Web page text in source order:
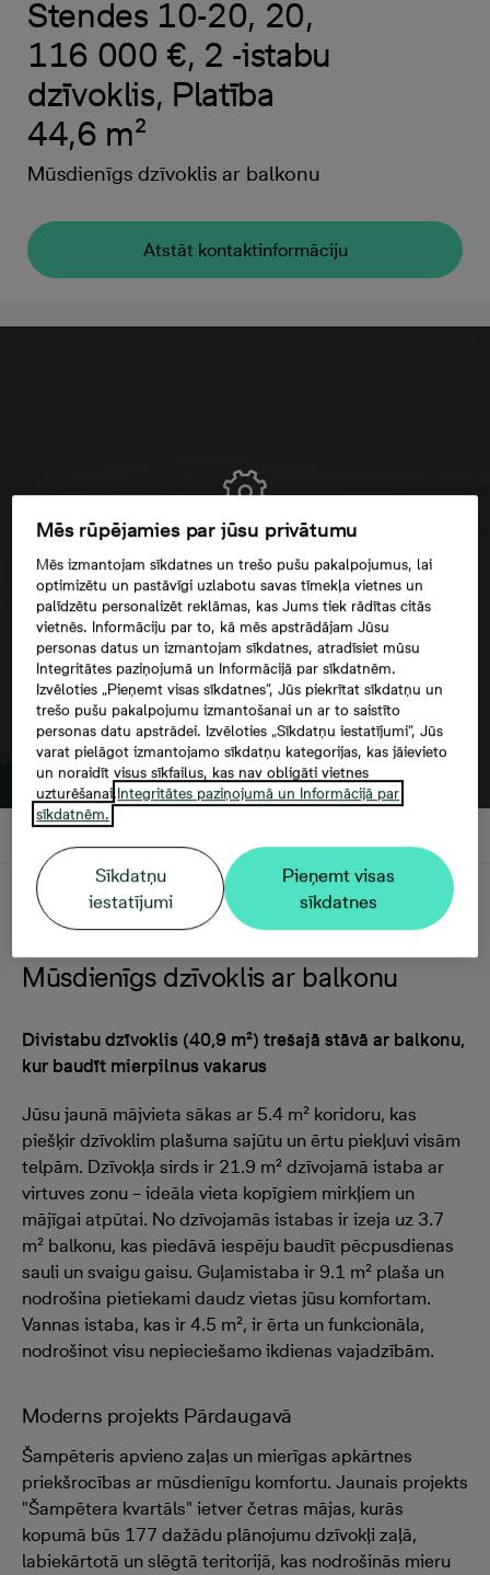
Stendes 10-20, 20,
116 000 €, 2 -istabu
dzīvoklis, Platība
44,6 m²
Mūsdienīgs dzīvoklis ar balkonu
Atstāt kontaktinformāciju
Google maps trešās puses datu
izmantošana
Apraksts
Mūsdienīgs dzīvoklis ar balkonu
Divistabu dzīvoklis (40,9 m²) trešajā stāvā ar balkonu,
kur baudīt mierpilnus vakarus
Jūsu jaunā mājvieta sākas ar 5.4 m² koridoru, kas
piešķir dzīvoklim plašuma sajūtu un ērtu piekļuvi visām
telpām. Dzīvokļa sirds ir 21.9 m² dzīvojamā istaba ar
virtuves zonu – ideāla vieta kopīgiem mirkļiem un
mājīgai atpūtai. No dzīvojamās istabas ir izeja uz 3.7
m² balkonu, kas piedāvā iespēju baudīt pēcpusdienas
sauli un svaigu gaisu. Guļamistaba ir 9.1 m² plaša un
nodrošina pietiekami daudz vietas jūsu komfortam.
Vannas istaba, kas ir 4.5 m², ir ērta un funkcionāla,
nodrošinot visu nepieciešamo ikdienas vajadzībām.
Moderns projekts Pārdaugavā
Šampēteris apvieno zaļas un mierīgas apkārtnes
priekšrocības ar mūsdienīgu komfortu. Jaunais projekts
"Šampētera kvartāls" ietver četras mājas, kurās
kopumā būs 177 dažādu plānojumu dzīvokļi zaļā,
labiekārtotā un slēgtā teritorijā, kas nodrošinās mieru
Mēs rūpējamies par jūsu privātumu
Mēs izmantojam sīkdatnes un trešo pušu pakalpojumus, lai
optimizētu un pastāvīgi uzlabotu savas tīmekļa vietnes un
palīdzētu personalizēt reklāmas, kas Jums tiek rādītas citās
vietnēs. Informāciju par to, kā mēs apstrādājam Jūsu
personas datus un izmantojam sīkdatnes, atradīsiet mūsu
Integritātes paziņojumā un Informācijā par sīkdatnēm.
Izvēloties „Pieņemt visas sīkdatnes”, Jūs piekrītat sīkdatņu un
trešo pušu pakalpojumu izmantošanai un ar to saistīto
personas datu apstrādei. Izvēloties „Sīkdatņu iestatījumi”, Jūs
varat pielāgot izmantojamo sīkdatņu kategorijas, kas jāievieto
un noraidīt visus sīkfailus, kas nav obligāti vietnes
uzturēšanai.Integritātes paziņojumā un Informācijā par
sīkdatnēm.
Sīkdatņu
iestatījumi
Pieņemt visas
sīkdatnes